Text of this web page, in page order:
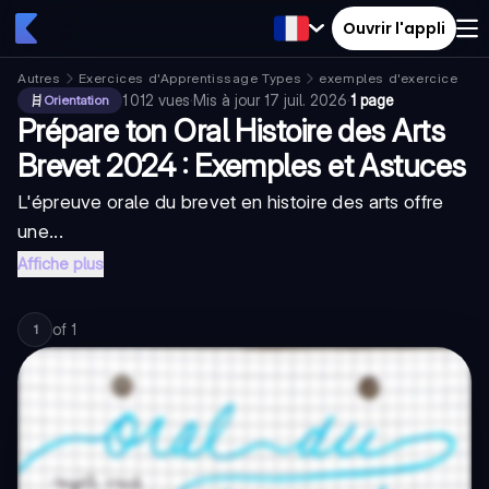
Ouvrir l'appli
Autres Exercices d'Apprentissage Types
exemples d'exercices
Orientation
1 012 vues·Mis à jour17 juil. 2026·1 page
Prépare ton Oral Histoire des Arts
Brevet 2024 : Exemples et Astuces
L'épreuve orale du brevet en histoire des arts offre
une...
Affiche plus
1 of 1